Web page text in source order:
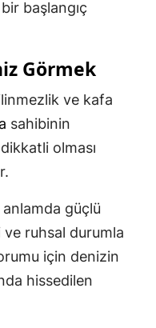
başlangıç
Görmek
ve kafa
sahibinin
olması
güçlü
ruhsal durumla
için denizin
hissedilen